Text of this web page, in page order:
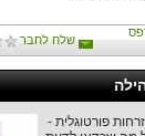
שלח לחבר
פורטוגלית -